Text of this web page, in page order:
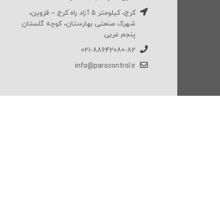
کرج، کیلومتر 5 آزاد راه کرج – قزوین،
شهرک صنعتی بهارستان، کوچه گلستان
پنجم غربی
021-88642080-82
info@parscontrol.ir